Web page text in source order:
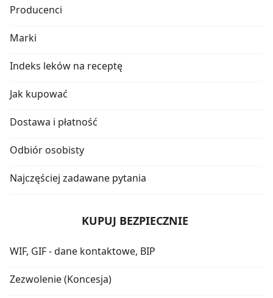
Producenci
Marki
Indeks leków na receptę
Jak kupować
Dostawa i płatność
Odbiór osobisty
Najczęściej zadawane pytania
KUPUJ BEZPIECZNIE
WIF, GIF - dane kontaktowe, BIP
Zezwolenie (Koncesja)